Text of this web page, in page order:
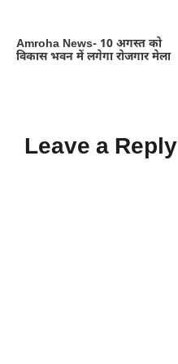
Amroha News- 10 अगस्त को
विकास भवन में लगेगा रोजगार मेला
Leave a Reply